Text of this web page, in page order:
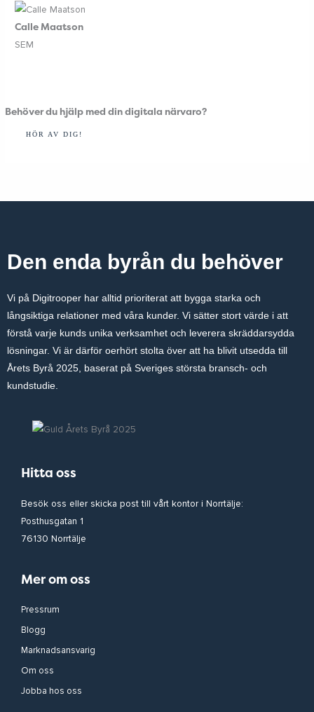
Calle Maatson
SEM
Behöver du hjälp med din digitala närvaro?
HÖR AV DIG!
Den enda byrån du behöver
Vi på Digitrooper har alltid prioriterat att bygga starka och
långsiktiga relationer med våra kunder. Vi sätter stort värde i att
förstå varje kunds unika verksamhet och leverera skräddarsydda
lösningar. Vi är därför oerhört stolta över att ha blivit utsedda till
Årets Byrå 2025, baserat på Sveriges största bransch- och
kundstudie.
Hitta oss
Besök oss eller skicka post till vårt kontor i Norrtälje:
Posthusgatan 1
76130 Norrtälje
Mer om oss
Pressrum
Blogg
Marknadsansvarig
Om oss
Jobba hos oss